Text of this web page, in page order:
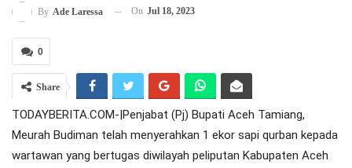
By Ade Laressa On Jul 18, 2023
0
Share
TODAYBERITA.COM-|Penjabat (Pj) Bupati Aceh Tamiang,
Meurah Budiman telah menyerahkan 1 ekor sapi qurban kepada
wartawan yang bertugas diwilayah peliputan Kabupaten Aceh